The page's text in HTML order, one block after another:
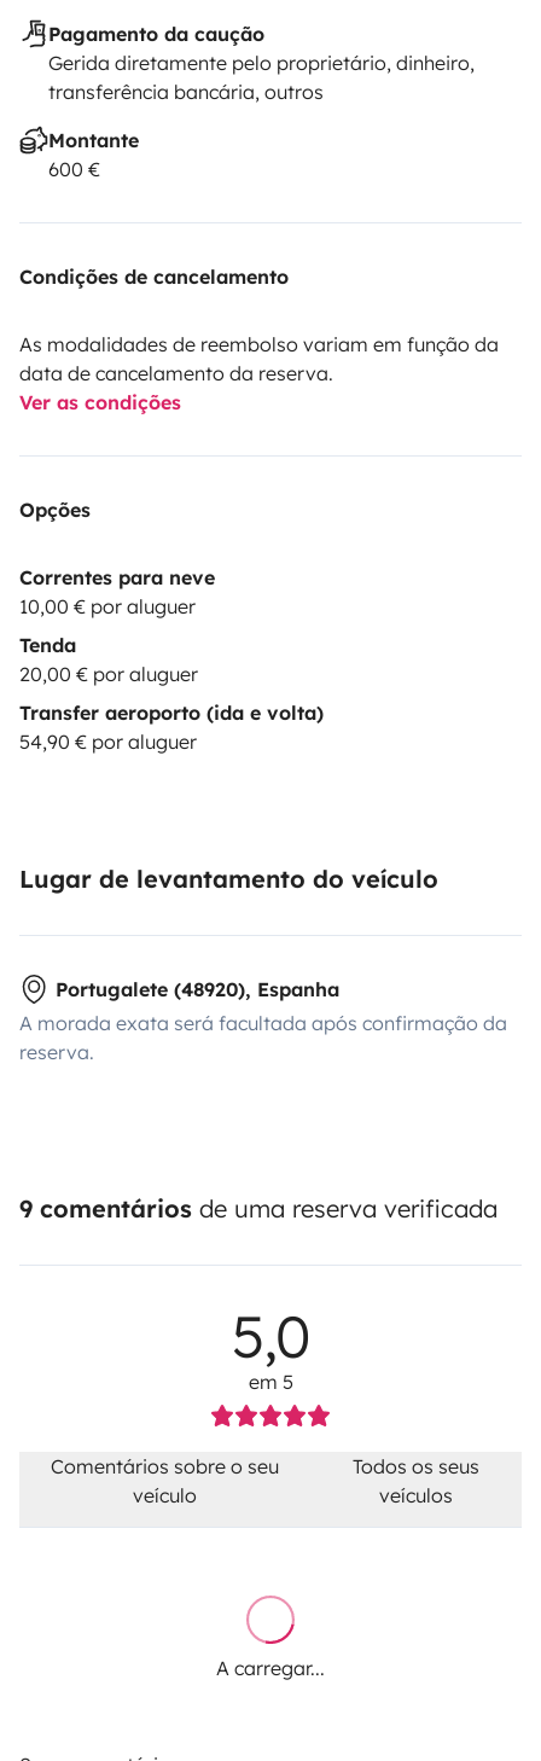
Pagamento da caução
Gerida diretamente pelo proprietário, dinheiro,
transferência bancária, outros
Montante
600 €
Condições de cancelamento
As modalidades de reembolso variam em função da
data de cancelamento da reserva.
Ver as condições
Opções
Correntes para neve
10,00 € por aluguer
Tenda
20,00 € por aluguer
Transfer aeroporto (ida e volta)
54,90 € por aluguer
Lugar de levantamento do veículo
Portugalete (48920), Espanha
A morada exata será facultada após confirmação da
reserva.
9 comentários de uma reserva verificada
5,0
em 5
Comentários sobre o seu
veículo
Todos os seus
veículos
A carregar...